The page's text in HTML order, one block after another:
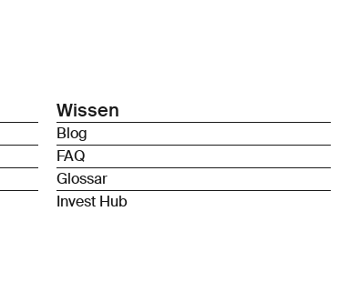
Wissen
Blog
FAQ
Glossar
Invest Hub